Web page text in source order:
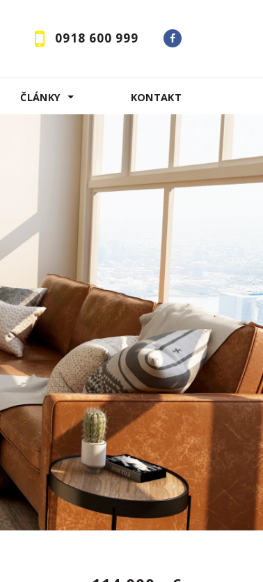
0918 600 999
ČLÁNKY KONTAKT